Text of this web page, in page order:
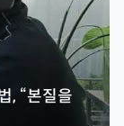
, “본질을